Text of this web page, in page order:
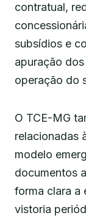
contratual,
subsídios e
apuração
operação do
O TCE-MG
relacionadas
modelo
documentos
forma clara a
vistoria